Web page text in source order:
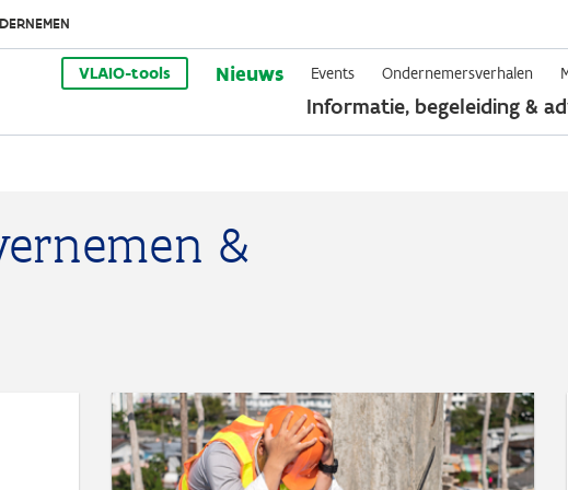
Overslaan
en
naar
de
VLAIO-tools Nieuws Events Ondernemersverhalen
Informatie, begeleiding &
&